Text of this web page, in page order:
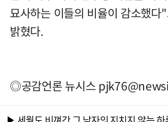
묘사하는 이들의 비율이 감소했
밝혔다.
◎공감언론 뉴시스